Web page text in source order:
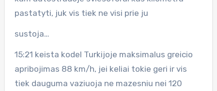
pastatyti, juk vis tiek ne visi prie ju
sustoja…
15:21 keista kodel Turkijoje maksimalus greicio
apribojimas 88 km/h, jei keliai tokie geri ir vis
tiek dauguma vaziuoja ne mazesniu nei 120